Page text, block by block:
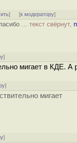
] [к модератору]
... текст свёрнут,
]
мигает в КДЕ. А
]
мигает
]